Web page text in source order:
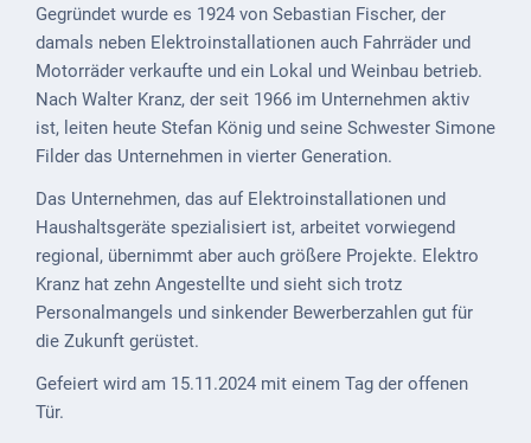
Behörden
Gottesdienste
Infrastruktur
und
Versorgung
Baumaßnahmen
Abfallentsorgung
Energieversorgung
Telekommunikation
Gegründet wurde es 1924 von Sebastian Fischer, der
damals neben Elektroinstallationen auch Fahrräder und
Motorräder verkaufte und ein Lokal und Weinbau betrieb.
Nach Walter Kranz, der seit 1966 im Unternehmen aktiv
ist, leiten heute Stefan König und seine Schwester Simone
Filder das Unternehmen in vierter Generation.
Das Unternehmen, das auf Elektroinstallationen und
Haushaltsgeräte spezialisiert ist, arbeitet vorwiegend
regional, übernimmt aber auch größere Projekte. Elektro
Kranz hat zehn Angestellte und sieht sich trotz
Personalmangels und sinkender Bewerberzahlen gut für
die Zukunft gerüstet.
Gefeiert wird am 15.11.2024 mit einem Tag der offenen
Tür.